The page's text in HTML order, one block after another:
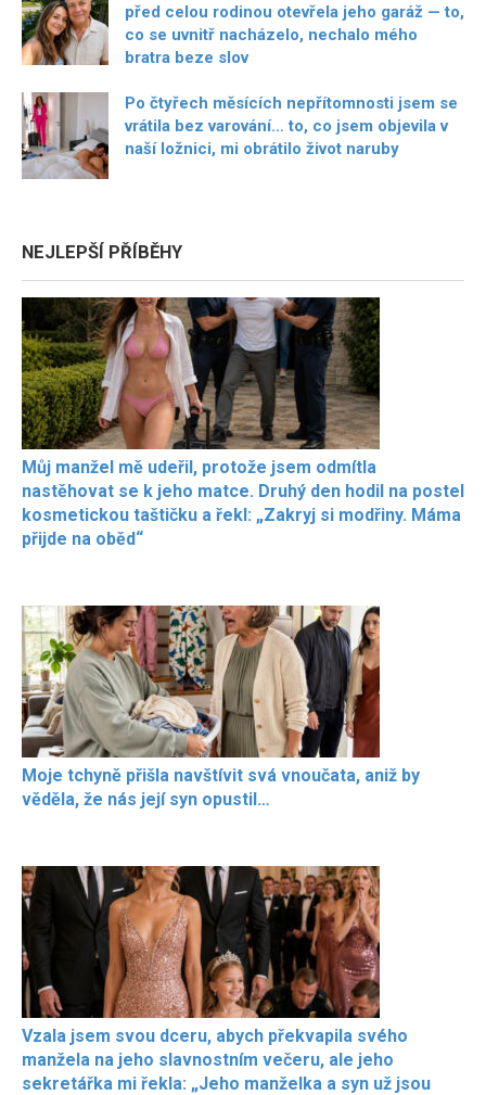
před celou rodinou otevřela jeho garáž — to,
co se uvnitř nacházelo, nechalo mého
bratra beze slov
Po čtyřech měsících nepřítomnosti jsem se
vrátila bez varování… to, co jsem objevila v
naší ložnici, mi obrátilo život naruby
NEJLEPŠÍ PŘÍBĚHY
Můj manžel mě udeřil, protože jsem odmítla
nastěhovat se k jeho matce. Druhý den hodil na postel
kosmetickou taštičku a řekl: „Zakryj si modřiny. Máma
přijde na oběd“
Moje tchyně přišla navštívit svá vnoučata, aniž by
věděla, že nás její syn opustil…
Vzala jsem svou dceru, abych překvapila svého
manžela na jeho slavnostním večeru, ale jeho
sekretářka mi řekla: „Jeho manželka a syn už jsou